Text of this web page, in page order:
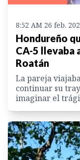
8:52 AM 26 feb.
Hondureño
CA-5 llevaba
Roatán
La pareja
continuar su
imaginar el